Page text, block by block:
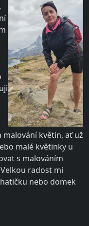
malování květin, ať už
malé květinky u
s malováním
radost mi
nebo domek